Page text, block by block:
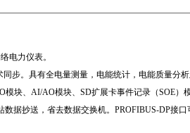
电力仪表。
步。具有全电量测量，电能统计，电能质量
块、AI/AO模块、SD扩展卡事件记录（SOE
数据抄送，省去数据交换机。PROFIBUS-DP接口